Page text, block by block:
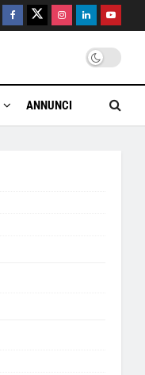
ANNUNCI